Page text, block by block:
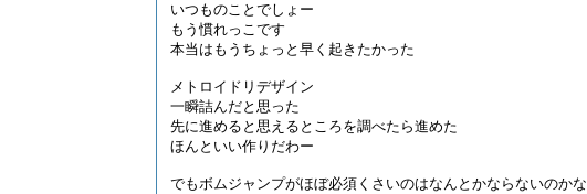
いつものことでしょー
もう慣れっこです
本当はもうちょっと早く起きたかった
メトロイドリデザイン
一瞬詰んだと思った
先に進めると思えるところを調べたら進めた
ほんといい作りだわー
でもボムジャンプがほぼ必須くさいのはなんとかならないのかな